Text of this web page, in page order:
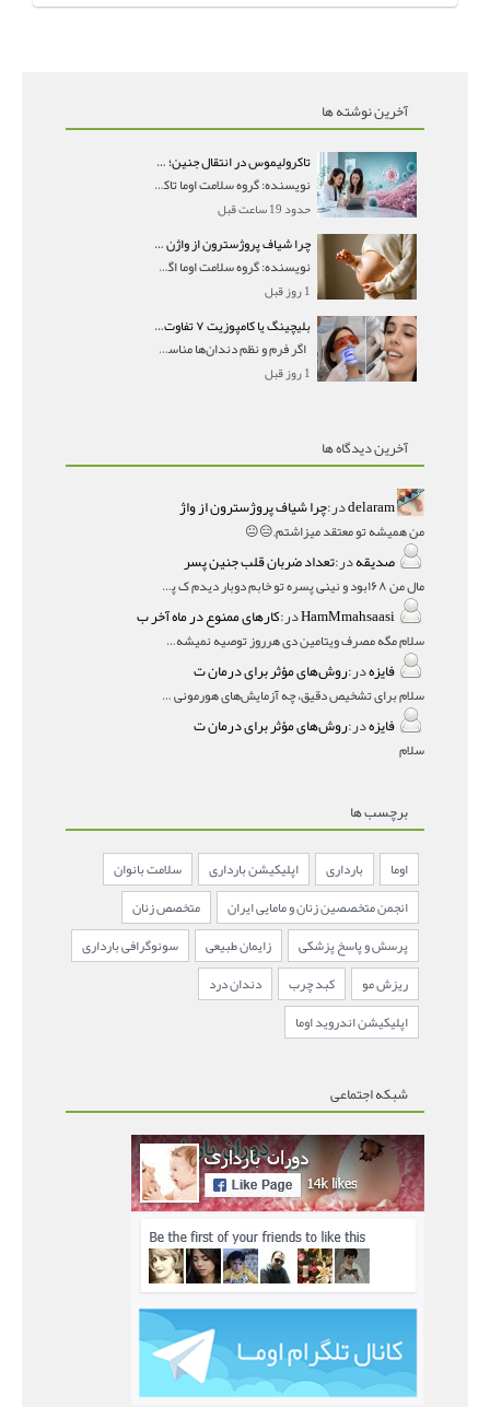
آخرین نوشته ها
تاکرولیموس در انتقال جنین؛ آیا شانس لانه‌گزینی را افزایش می‌دهد؟
نویسنده: گروه سلامت اوما تاکرولیموس در انتقال جنین
حدود 19 ساعت قبل
چرا شیاف پروژسترون از واژن بیرون می‌ریزد؟ میزان جذب و زمان صحیح مصرف
نویسنده: گروه سلامت اوما اگر بعد از گذاشتن شیاف پر
1 روز قبل
بلیچینگ یا کامپوزیت ۷ تفاوت مهم برای انتخاب درست
اگر فرم و نظم دندان‌ها مناسب است و مشکل
1 روز قبل
آخرین دیدگاه ها
delaramدر:چرا شیاف پروژسترون از واژ
من همیشه تو معتقد میزاشتم,,😑😐
صدیقهدر:تعداد ضربان قلب جنین پسر
مال من ۱۶۸بود و نینی پسره تو خابم دوبار دیدم ک پسره
HamMmahsaasiدر:کارهای ممنوع در ماه آخر ب
سلام مگه مصرف ویتامین دی هرروز توصیه نمیشه؟درمقاله میگه
فایزهدر:روش‌های مؤثر برای درمان ت
سلام برای تشخیص دقیق، چه آزمایش‌های هورمونی و چه سونوگر
فایزهدر:روش‌های مؤثر برای درمان ت
سلام
برچسب ها
اوما بارداری اپلیکیشن بارداری
سلامت بانوان
انجمن متخصصین زنان و مامایی ایران
متخصص زنان
پرسش و پاسخ پزشکی
زایمان طبیعی
سونوگرافی بارداری
ریزش مو
کبد چرب
دندان درد
اپلیکیشن اندروید اوما
شبکه اجتماعی